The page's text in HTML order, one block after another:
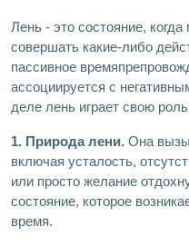
Лень - это состояние,
совершать какие-либо
пассивное
ассоциируется с
деле лень играет свою
1. Природа лени. Она
включая усталость,
или просто желание
состояние, которое
время.